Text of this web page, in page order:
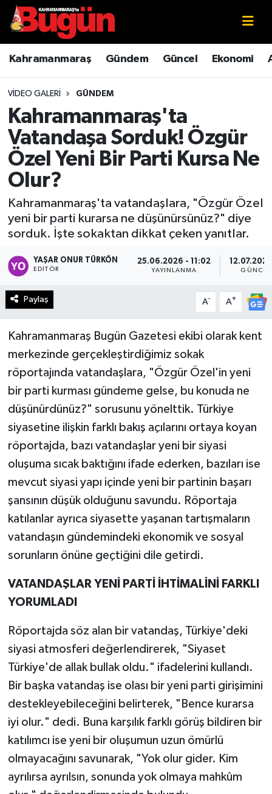
Kahramanmaraş Gündem Güncel Ekonomi
VIDEO GALERI GÜNDEM
Kahramanmaraş'ta
Vatandaşa Sorduk! Özgür
Özel Yeni Bir Parti Kursa Ne
Olur?
Kahramanmaraş'ta vatandaşlara, "Özgür Özel
yeni bir parti kurarsa ne düşünürsünüz?" diye
sorduk. İşte sokaktan dikkat çeken yanıtlar.
YAŞAR ONUR TÜRKÖN
EDITÖR
25.06.2026 - 11:02
YAYINLANMA
Paylaş A- A+
Kahramanmaraş Bugün Gazetesi ekibi olarak kent
merkezinde gerçekleştirdiğimiz sokak
röportajında vatandaşlara, "Özgür Özel'in yeni
bir parti kurması gündeme gelse, bu konuda ne
düşünürdünüz?" sorusunu yönelttik. Türkiye
siyasetine ilişkin farklı bakış açılarını ortaya koyan
röportajda, bazı vatandaşlar yeni bir siyasi
oluşuma sıcak baktığını ifade ederken, bazıları ise
mevcut siyasi yapı içinde yeni bir partinin başarı
şansının düşük olduğunu savundu. Röportaja
katılanlar ayrıca siyasette yaşanan tartışmaların
vatandaşın gündemindeki ekonomik ve sosyal
sorunların önüne geçtiğini dile getirdi.
VATANDAŞLAR YENİ PARTİ İHTİMALİNİ FARKLI
YORUMLADI
Röportajda söz alan bir vatandaş, Türkiye'deki
siyasi atmosferi değerlendirerek, "Siyaset
Türkiye'de allak bullak oldu." ifadelerini kullandı.
Bir başka vatandaş ise olası bir yeni parti girişimini
destekleyebileceğini belirterek, "Bence kurarsa
iyi olur." dedi. Buna karşılık farklı görüş bildiren bir
katılımcı ise yeni bir oluşumun uzun ömürlü
olmayacağını savunarak, "Yok olur gider. Kim
ayrılırsa ayrılsın, sonunda yok olmaya mahkûm
Kahramanmaraş
Kahramanmaraş Sokak Röportajları
Bilim ve Teknoloji
Çevre
Eğitim
Ekonomi
Genel
Güncel
Haberde İnsan
Magazin
Manşet Altı
Resmi İlan
Sağlık
Spor
SürManşet
Yaşam
KAHRAMANMARAŞ
Kahramanmaraş Nöbetçi Eczaneler
Kahramanmaraş Hava Durumu
Kahramanmaraş Namaz Vakitleri
Kahramanmaraş Trafik Yoğunluk Haritası
Süper Lig Puan Durumu ve Fikstür
Tüm Manşetler
Son Dakika Haberleri
Haber Arşivi